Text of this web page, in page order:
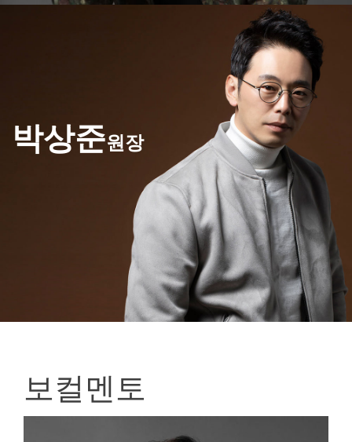
박상준원장
보컬멘토